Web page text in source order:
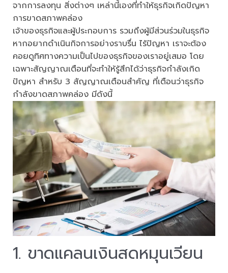
จากการลงทุน สิ่งต่างๆ เหล่านี้เองที่ทำให้ธุรกิจเกิดปัญหา
การขาดสภาพคล่อง
เจ้าของธุรกิจและผู้ประกอบการ รวมถึงผู้มีส่วนร่วมในธุรกิจ
หากอยากดำเนินกิจการอย่างราบรื่น ไร้ปัญหา เราจะต้อง
คอยดูทิศทางความเป็นไปของธุรกิจของเราอยู่เสมอ โดย
เฉพาะสัญญาณเตือนที่จะทำให้รู้สึกได้ว่าธุรกิจกำลังเกิด
ปัญหา สำหรับ 3 สัญญาณเตือนสำคัญ ที่เตือนว่าธุรกิจ
กำลังขาดสภาพคล่อง มีดังนี้
1. ขาดแคลนเงินสดหมุนเวียน